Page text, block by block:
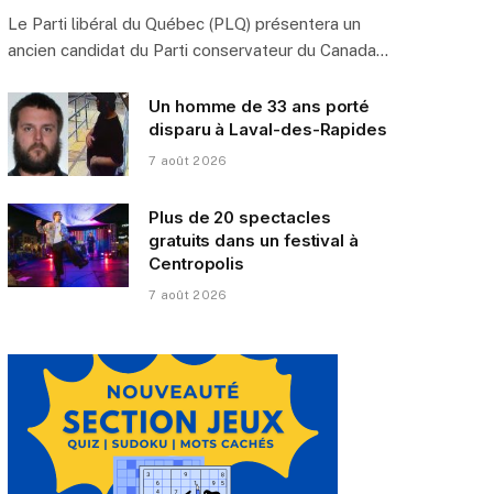
Le Parti libéral du Québec (PLQ) présentera un
ancien candidat du Parti conservateur du Canada…
Un homme de 33 ans porté
disparu à Laval-des-Rapides
7 août 2026
Plus de 20 spectacles
gratuits dans un festival à
Centropolis
7 août 2026